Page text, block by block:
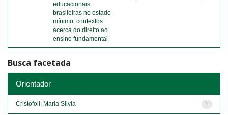
educacionais
brasileiras no estado
mínimo: contextos
acerca do direito ao
ensino fundamental
Busca facetada
Orientador
1
Cristofoli, Maria Silvia